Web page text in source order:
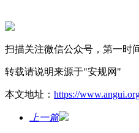
扫描关注微信公众号，第一时
转载请说明来源于"安规网"
本文地址： https://
上一篇